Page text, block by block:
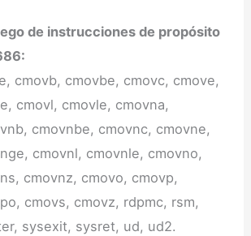
de instrucciones de propósito
cmovb, cmovbe, cmovc, cmove,
cmovl, cmovle, cmovna,
cmovnbe, cmovnc, cmovne,
cmovnl, cmovnle, cmovno,
cmovnz, cmovo, cmovp,
cmovs, cmovz, rdpmc, rsm,
sysexit, sysret, ud, ud2.